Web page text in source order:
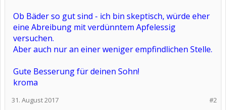
Ob Bäder so gut sind - ich bin skeptisch, würde eher
eine Abreibung mit verdünntem Apfelessig
versuchen.
Aber auch nur an einer weniger empfindlichen Stelle.
Gute Besserung für deinen Sohn!
kroma
#2
31. August 2017